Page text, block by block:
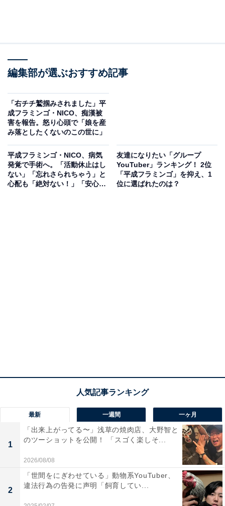
編集部が選ぶおすすめ記事
「右チチ鷲掴みされました」平
成フラミンゴ・NICO、痴漢被
害を報告。怒り心頭で「娘を産
み落としたくないのこの世に」
平成フラミンゴ・NICO、病気
発覚で手術へ。「活動休止はし
ない」「忘れさられちゃう」と
心配も「絶対ない！」「安心し
友達になりたい「グループ
YouTuber」ランキング！ 2位
「平成フラミンゴ」を抑え、1
位に選ばれたのは？
最新 一週間 一ヶ月
1
「出来上がってる〜」浅草の焼肉店、大野智と
のツーショットを公開！ 「スゴく楽しそ...
2026/08/08
2
「世間をにぎわせている」動物系YouTuber、
違法行為の告発に声明「飼育してい...